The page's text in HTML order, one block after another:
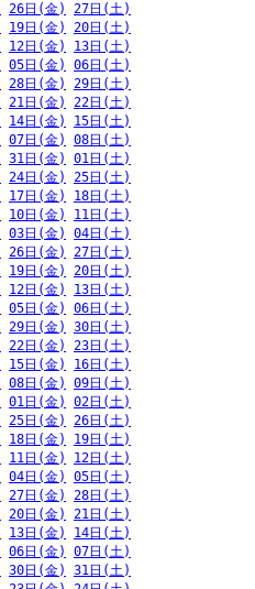
26日(金)
27日(土)
19日(金)
20日(土)
12日(金)
13日(土)
05日(金)
06日(土)
28日(金)
29日(土)
21日(金)
22日(土)
14日(金)
15日(土)
07日(金)
08日(土)
31日(金)
01日(土)
24日(金)
25日(土)
17日(金)
18日(土)
10日(金)
11日(土)
03日(金)
04日(土)
26日(金)
27日(土)
19日(金)
20日(土)
12日(金)
13日(土)
05日(金)
06日(土)
29日(金)
30日(土)
22日(金)
23日(土)
15日(金)
16日(土)
08日(金)
09日(土)
01日(金)
02日(土)
25日(金)
26日(土)
18日(金)
19日(土)
11日(金)
12日(土)
04日(金)
05日(土)
27日(金)
28日(土)
20日(金)
21日(土)
13日(金)
14日(土)
06日(金)
07日(土)
30日(金)
31日(土)